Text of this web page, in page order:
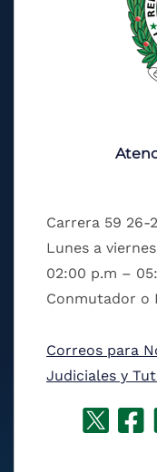
Carrera 59 26-
Lunes a
02:00 p.m –
Conmutador o
Correos para
Judiciales y